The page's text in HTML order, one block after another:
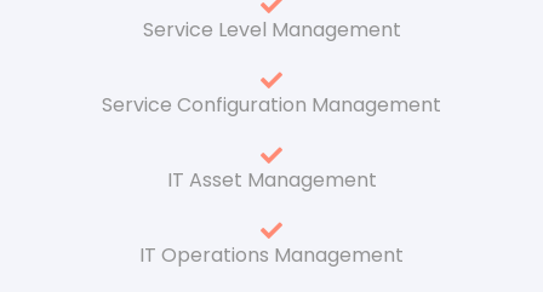
Service Level Management
Service Configuration Management
IT Asset Management
IT Operations Management